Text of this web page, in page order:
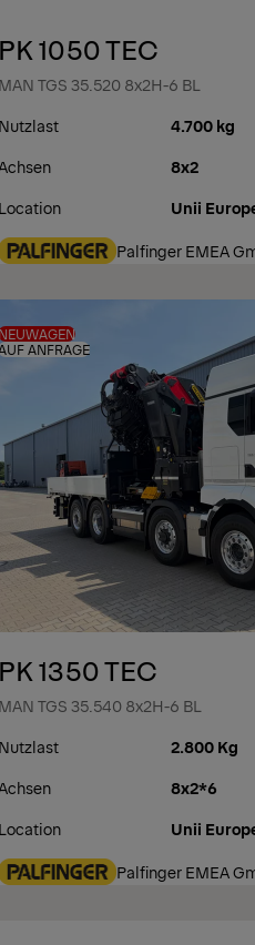
PK 1050 TEC
MAN TGS 35.520 8x2H-6 BL
Nutzlast
4.700 kg
8x2
Location
Unii
Palfinger EMEA
ANFRAGE
PK 1350 TEC
MAN TGS 35.540 8x2H-6 BL
Nutzlast
2.800 Kg
8x2*6
Location
Unii
Palfinger EMEA